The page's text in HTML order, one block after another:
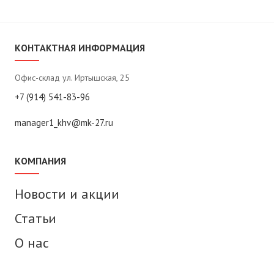
КОНТАКТНАЯ ИНФОРМАЦИЯ
Офис-склад ул. Иртышская, 25
+7 (914) 541-83-96
manager1_khv@mk-27.ru
КОМПАНИЯ
Новости и акции
Статьи
О нас